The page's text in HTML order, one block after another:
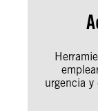
urgencia y